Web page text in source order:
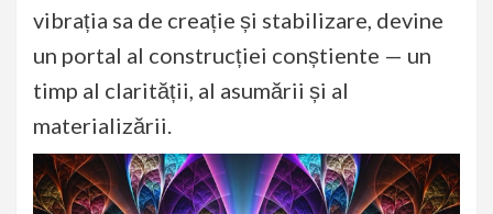
vibrația sa de creație și stabilizare, devine
un portal al construcției conștiente — un
timp al clarității, al asumării și al
materializării.